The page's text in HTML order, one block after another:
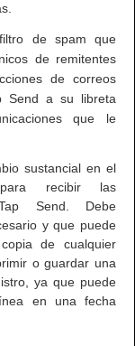
de spam que
de remitentes
de correos
Send a su libreta
que le
sustancial en el
recibir las
Send. Debe
y que puede
de cualquier
o guardar una
ya que puede
en una fecha